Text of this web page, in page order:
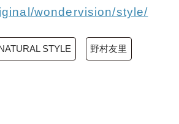
wondervision/style/
STYLE 野村友里